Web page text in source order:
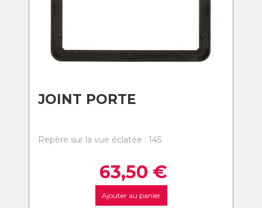
JOINT PORTE
Repère sur la vue éclatée : 145
63,50 €
Ajouter au panier